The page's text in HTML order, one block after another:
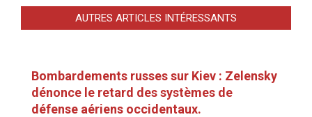
AUTRES ARTICLES INTÉRESSANTS
Bombardements russes sur Kiev : Zelensky
dénonce le retard des systèmes de
défense aériens occidentaux.